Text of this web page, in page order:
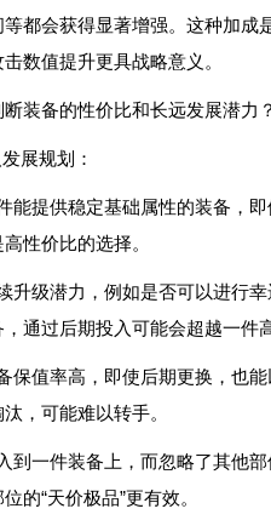
都会获得显著增强。这种加成
数值提升更具战略意义。
装备的性价比和长远发展潜力？
展规划：
能提供稳定基础属性的装备，
性价比的选择。
级潜力，例如是否可以进行幸
通过后期投入可能会超越一件高
保值率高，即使后期更换，也
，可能难以转手。
一件装备上，而忽略了其他部
的“天价极品”更有效。